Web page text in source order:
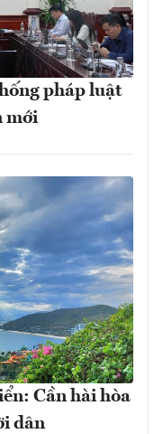
pháp luật
mới
Cần hài hòa
dân